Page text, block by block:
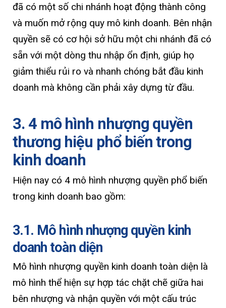
đã có một số chi nhánh hoạt động thành công
và muốn mở rộng quy mô kinh doanh. Bên nhận
quyền sẽ có cơ hội sở hữu một chi nhánh đã có
sẵn với một dòng thu nhập ổn định, giúp họ
giảm thiểu rủi ro và nhanh chóng bắt đầu kinh
doanh mà không cần phải xây dựng từ đầu.
3. 4 mô hình nhượng quyền
thương hiệu phổ biến trong
kinh doanh
Hiện nay có 4 mô hình nhượng quyền phổ biến
trong kinh doanh bao gồm:
3.1. Mô hình nhượng quyền kinh
doanh toàn diện
Mô hình nhượng quyền kinh doanh toàn diện là
mô hình thể hiện sự hợp tác chặt chẽ giữa hai
bên nhượng và nhận quyền với một cấu trúc